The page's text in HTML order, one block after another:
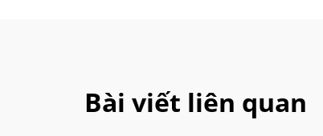
Bài viết liên quan